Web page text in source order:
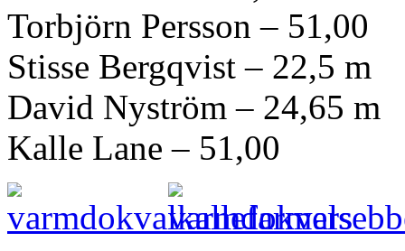
Torbjörn Persson – 51,00
Stisse Bergqvist – 22,5 m
David Nyström – 24,65 m
Kalle Lane – 51,00